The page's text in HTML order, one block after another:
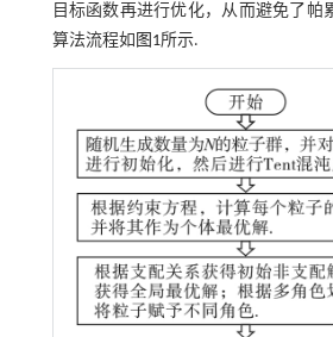
目标函数再进行优化，从而避免了帕
算法流程如 图1所示.